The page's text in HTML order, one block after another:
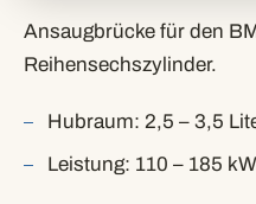
Ansaugbrücke für den
Reihensechszylinder.
Hubraum: 2,5 – 3,5
Leistung: 110 – 185 kW